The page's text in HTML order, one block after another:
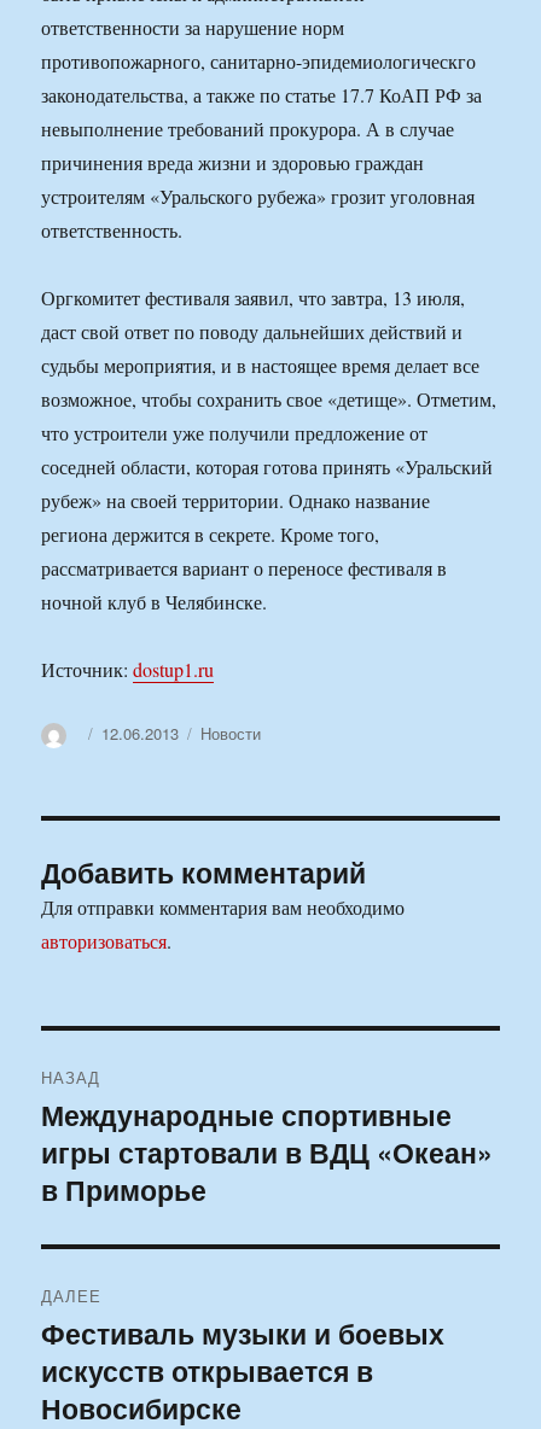
ответственности за нарушение норм
противопожарного, санитарно-эпидемиологическго
законодательства, а также по статье 17.7 КоАП РФ за
невыполнение требований прокурора. А в случае
причинения вреда жизни и здоровью граждан
устроителям «Уральского рубежа» грозит уголовная
ответственность.
Оргкомитет фестиваля заявил, что завтра, 13 июля,
даст свой ответ по поводу дальнейших действий и
судьбы мероприятия, и в настоящее время делает все
возможное, чтобы сохранить свое «детище». Отметим,
что устроители уже получили предложение от
соседней области, которая готова принять «Уральский
рубеж» на своей территории. Однако название
региона держится в секрете. Кроме того,
рассматривается вариант о переносе фестиваля в
ночной клуб в Челябинске.
Источник:dostup1.ru
АвторОпубликовано
12.06.2013 Рубрики
Новости
Добавить комментарий
Для отправки комментария вам необходимо
авторизоваться.
по
записям
НАЗАД
Предыдущая
запись:
Международные спортивные
игры стартовали в ВДЦ «Океан»
в Приморье
ДАЛЕЕ
Следующая
запись:
Фестиваль музыки и боевых
искусств открывается в
Новосибирске